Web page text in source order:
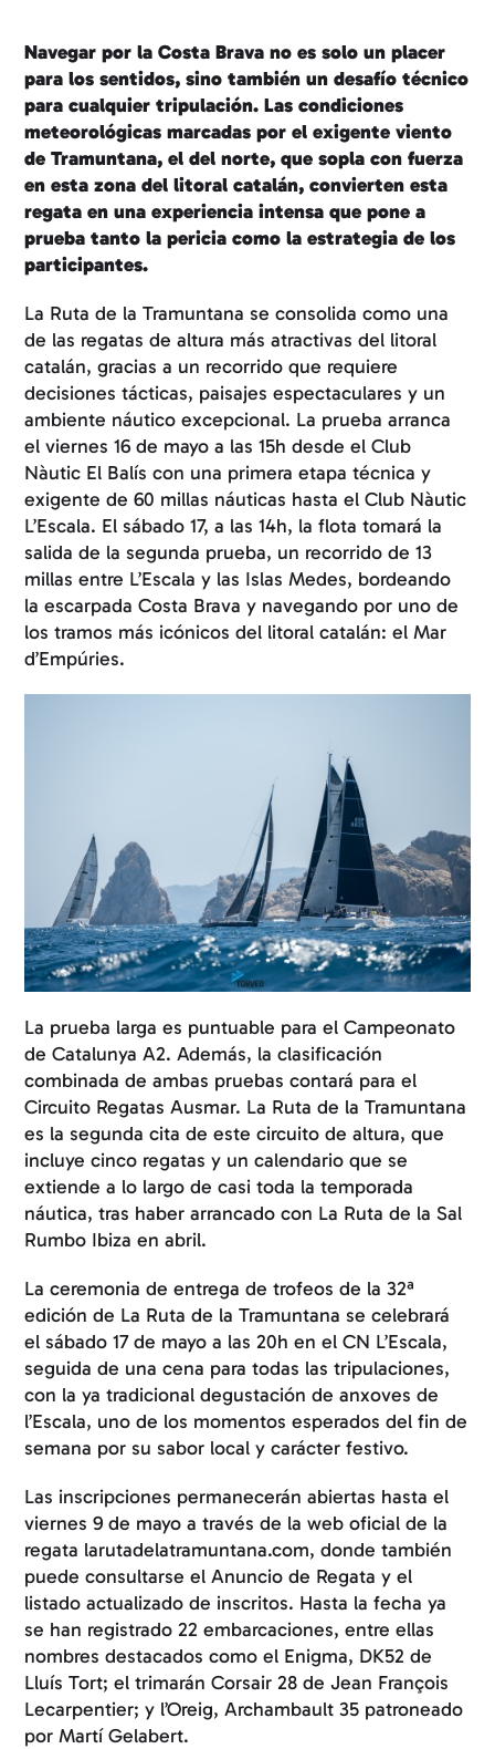
Navegar por la Costa Brava no es solo un placer
para los sentidos, sino también un desafío técnico
para cualquier tripulación. Las condiciones
meteorológicas marcadas por el exigente viento
de Tramuntana, el del norte, que sopla con fuerza
en esta zona del litoral catalán, convierten esta
regata en una experiencia intensa que pone a
prueba tanto la pericia como la estrategia de los
participantes.
La Ruta de la Tramuntana se consolida como una
de las regatas de altura más atractivas del litoral
catalán, gracias a un recorrido que requiere
decisiones tácticas, paisajes espectaculares y un
ambiente náutico excepcional. La prueba arranca
el viernes 16 de mayo a las 15h desde el Club
Nàutic El Balís con una primera etapa técnica y
exigente de 60 millas náuticas hasta el Club Nàutic
L’Escala. El sábado 17, a las 14h, la flota tomará la
salida de la segunda prueba, un recorrido de 13
millas entre L’Escala y las Islas Medes, bordeando
la escarpada Costa Brava y navegando por uno de
los tramos más icónicos del litoral catalán: el Mar
d’Empúries.
La prueba larga es puntuable para el Campeonato
de Catalunya A2. Además, la clasificación
combinada de ambas pruebas contará para el
Circuito Regatas Ausmar. La Ruta de la Tramuntana
es la segunda cita de este circuito de altura, que
incluye cinco regatas y un calendario que se
extiende a lo largo de casi toda la temporada
náutica, tras haber arrancado con La Ruta de la Sal
Rumbo Ibiza en abril.
La ceremonia de entrega de trofeos de la 32ª
edición de La Ruta de la Tramuntana se celebrará
el sábado 17 de mayo a las 20h en el CN L’Escala,
seguida de una cena para todas las tripulaciones,
con la ya tradicional degustación de anxoves de
l’Escala, uno de los momentos esperados del fin de
semana por su sabor local y carácter festivo.
Las inscripciones permanecerán abiertas hasta el
viernes 9 de mayo a través de la web oficial de la
regata larutadelatramuntana.com, donde también
puede consultarse el Anuncio de Regata y el
listado actualizado de inscritos. Hasta la fecha ya
se han registrado 22 embarcaciones, entre ellas
nombres destacados como el Enigma, DK52 de
Lluís Tort; el trimarán Corsair 28 de Jean François
Lecarpentier; y l’Oreig, Archambault 35 patroneado
por Martí Gelabert.